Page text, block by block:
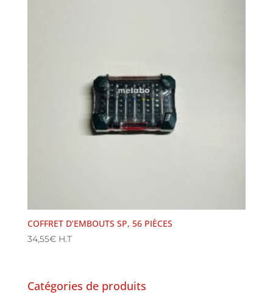
COFFRET D’EMBOUTS SP, 56 PIÈCES
34,55€ H.T
Catégories de produits